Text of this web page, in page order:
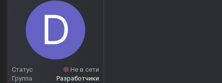
Статус
Не в сети
Группа
Разработчики